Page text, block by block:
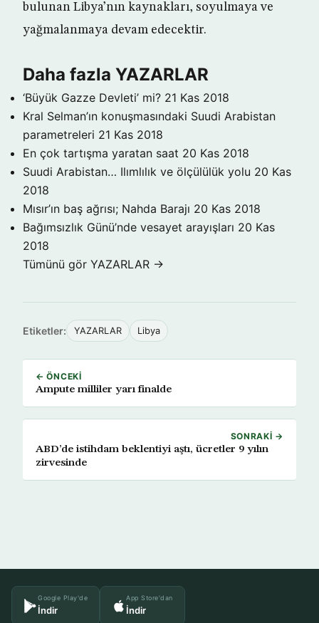
bulunan Libya’nın kaynakları, soyulmaya ve
yağmalanmaya devam edecektir.
Daha fazla YAZARLAR
‘Büyük Gazze Devleti’ mi? 21 Kas 2018
Kral Selman’ın konuşmasındaki Suudi Arabistan
parametreleri 21 Kas 2018
En çok tartışma yaratan saat 20 Kas 2018
Suudi Arabistan… Ilımlılık ve ölçülülük yolu 20 Kas
2018
Mısır’ın baş ağrısı; Nahda Barajı 20 Kas 2018
Bağımsızlık Günü’nde vesayet arayışları 20 Kas
2018
Tümünü gör YAZARLAR →
Etiketler: YAZARLAR Libya
← ÖNCEKI
Ampute milliler yarı finalde
SONRAKI →
ABD’de istihdam beklentiyi aştı, ücretler 9 yılın
zirvesinde
Google Play'de
İndir
App Store'dan
İndir